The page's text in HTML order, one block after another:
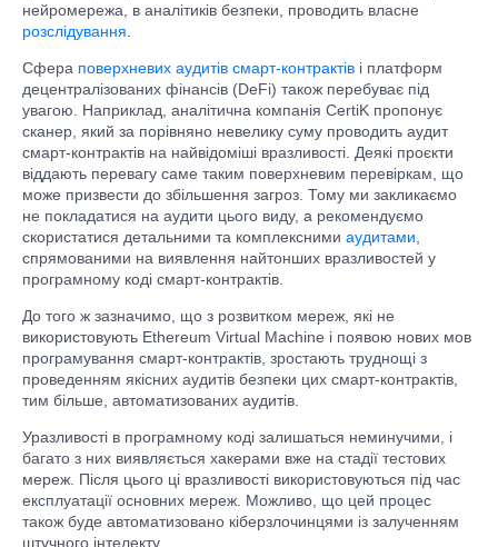
нейромережа, в аналітиків безпеки, проводить власне
розслідування
Сфера поверхневих аудитів смарт-контрактів і платформ
децентралізованих фінансів (DeFi) також перебуває під
увагою. Наприклад, аналітична компанія CertiK пропонує
сканер, який за порівняно невелику суму проводить аудит
смарт-контрактів на найвідоміші вразливості. Деякі проєкти
віддають перевагу саме таким поверхневим перевіркам, що
може призвести до збільшення загроз. Тому ми закликаємо
не покладатися на аудити цього виду, а рекомендуємо
скористатися детальними та комплексними аудитами
спрямованими на виявлення найтонших вразливостей у
програмному коді смарт-контрактів.
До того ж зазначимо, що з розвитком мереж, які не
використовують Ethereum Virtual Machine і появою нових мов
програмування смарт-контрактів, зростають труднощі з
проведенням якісних аудитів безпеки цих смарт-контрактів,
тим більше, автоматизованих аудитів.
Уразливості в програмному коді залишаться неминучими, і
багато з них виявляється хакерами вже на стадії тестових
мереж. Після цього ці вразливості використовуються під час
експлуатації основних мереж. Можливо, що цей процес
також буде автоматизовано кіберзлочинцями із залученням
штучного інтелекту.